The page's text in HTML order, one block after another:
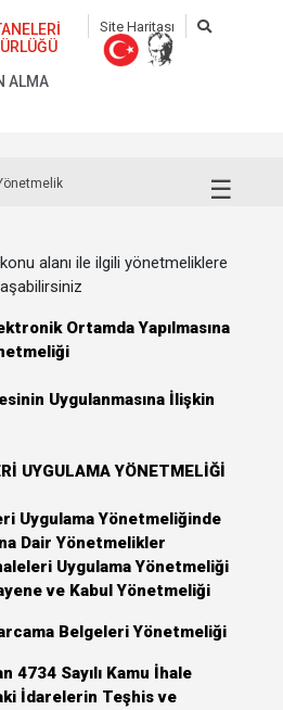
ALMA
Site Haritası
☰
konu alanı ile ilgili yönetmeliklere
Ortamda Yapılmasına
Uygulanmasına İlişkin
UYGULAMA YÖNETMELİĞİ
Uygulama Yönetmeliğinde
Dair Yönetmelikler
Uygulama Yönetmeliği
ve Kabul Yönetmeliği
Belgeleri Yönetmeliği
4734 Sayılı Kamu İhale
İdarelerin Teşhis ve